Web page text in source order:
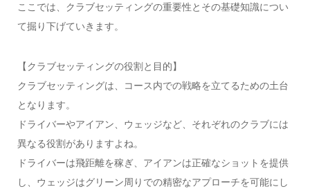
ここでは、クラブセッティングの重要性とその基礎知識につい
て掘り下げていきます。
【クラブセッティングの役割と目的】
クラブセッティングは、コース内での戦略を立てるための土台
となります。
ドライバーやアイアン、ウェッジなど、それぞれのクラブには
異なる役割がありますよね。
ドライバーは飛距離を稼ぎ、アイアンは正確なショットを提供
し、ウェッジはグリーン周りでの精密なアプローチを可能にし